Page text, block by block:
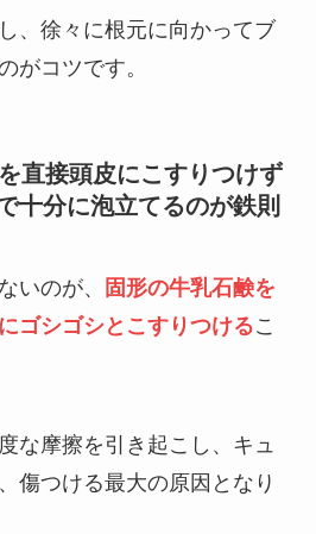
、徐々に根元に向かってブ
がコツです。
直接頭皮にこすりつけず
十分に泡立てるのが鉄則
いのが、
固形の牛乳石鹸を
ゴシゴシとこすりつけるこ
な摩擦を引き起こし、キュ
傷つける最大の原因となり